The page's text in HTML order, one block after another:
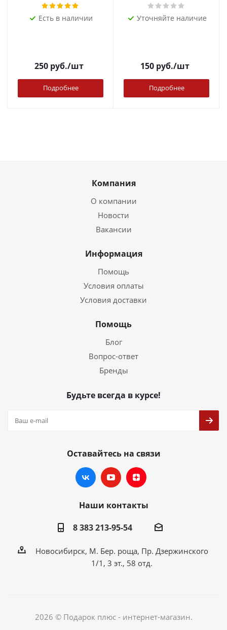
Есть в наличии
250руб./шт
Подробнее
Уточняйте наличие
150руб./шт
Подробнее
Компания
О компании
Новости
Вакансии
Информация
Помощь
Условия оплаты
Условия доставки
Помощь
Блог
Вопрос-ответ
Бренды
Будьте всегда в курсе!
Оставайтесь на связи
Наши контакты
8 383 213-95-54
Новосибирск, М. Бер. роща, Пр. Дзержинского
1/1, 3 эт., 58 отд.
2026 © Подарок плюс - интернет-магазин.